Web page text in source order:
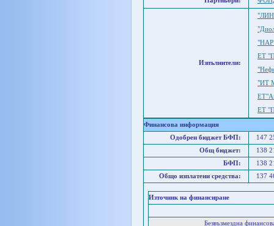
Изпълнители:
ЕТ
"ИТ
ЕТ
Финансова информация
Одобрен бюджет БФП:
147
Общ бюджет:
138
БФП:
138
Общо изплатени средства:
137
Източник на финансиране
Безвъзмездна